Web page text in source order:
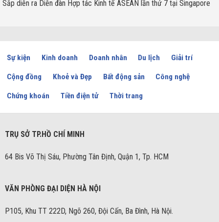
Sắp diễn ra Diễn đàn Hợp tác Kinh tế ASEAN lần thứ 7 tại Singapore
Sự kiện Kinh doanh Doanh nhân Du lịch Giải trí
Cộng đồng Khoẻ và Đẹp Bất động sản Công nghệ
Chứng khoán Tiền điện tử Thời trang
TRỤ SỞ TP.HỒ CHÍ MINH
64 Bis Võ Thị Sáu, Phường Tân Định, Quận 1, Tp. HCM
VĂN PHÒNG ĐẠI DIỆN HÀ NỘI
P105, Khu TT 222D, Ngõ 260, Đội Cấn, Ba Đình, Hà Nội.